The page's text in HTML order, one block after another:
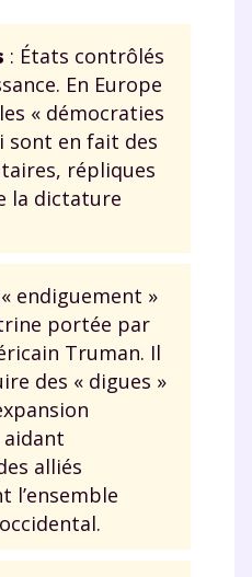
: États contrôlés
En Europe
« démocraties
sont en fait des
répliques
la dictature
endiguement »
portée par
Truman. Il
des « digues »
alliés
l’ensemble